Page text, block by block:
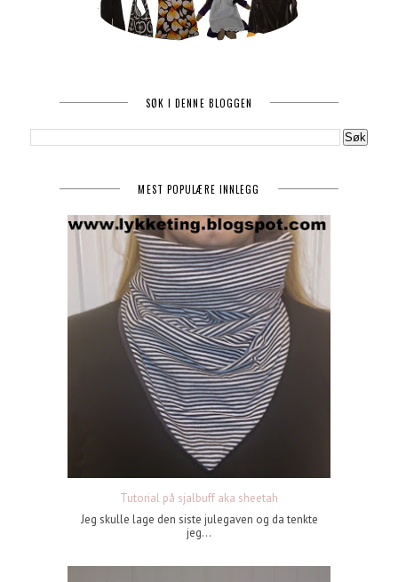
SØK I DENNE BLOGGEN
MEST POPULÆRE INNLEGG
Tutorial på sjalbuff aka sheetah
Jeg skulle lage den siste julegaven og da tenkte
jeg...